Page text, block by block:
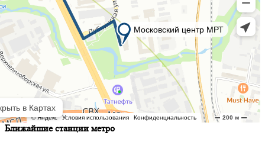
Ближайшие станции метро